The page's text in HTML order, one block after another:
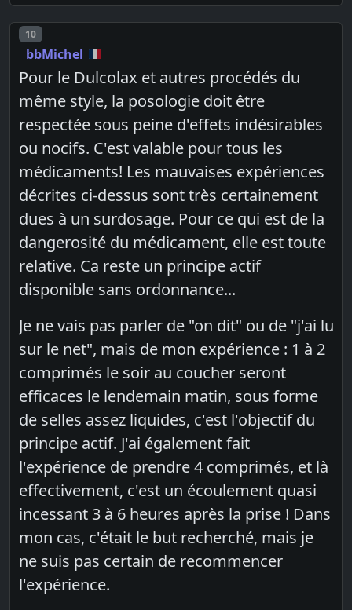
Post number
10
bbMichel
Pour le Dulcolax et autres procédés du
même style, la posologie doit être
respectée sous peine d'effets indésirables
ou nocifs. C'est valable pour tous les
médicaments! Les mauvaises expériences
décrites ci-dessus sont très certainement
dues à un surdosage. Pour ce qui est de la
dangerosité du médicament, elle est toute
relative. Ca reste un principe actif
disponible sans ordonnance...
Je ne vais pas parler de "on dit" ou de "j'ai lu
sur le net", mais de mon expérience : 1 à 2
comprimés le soir au coucher seront
efficaces le lendemain matin, sous forme
de selles assez liquides, c'est l'objectif du
principe actif. J'ai également fait
l'expérience de prendre 4 comprimés, et là
effectivement, c'est un écoulement quasi
incessant 3 à 6 heures après la prise ! Dans
mon cas, c'était le but recherché, mais je
ne suis pas certain de recommencer
l'expérience.